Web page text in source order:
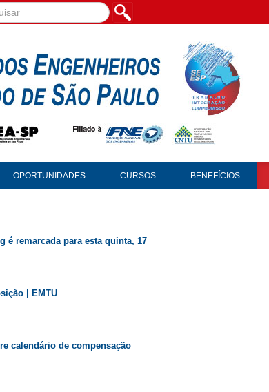
OPORTUNIDADES CURSOS BENEFÍCIOS
é remarcada para esta quinta, 17
| EMTU
calendário de compensação